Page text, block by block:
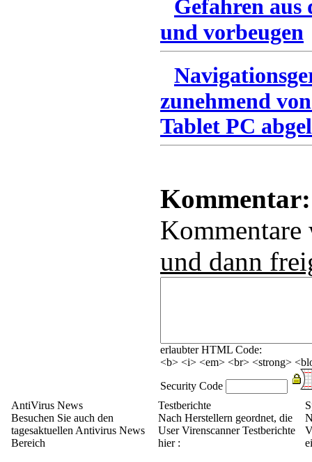
Gefahren
und vorbeugen
zunehmend
Tablet PC
Kommentar:
und dann
erlaubter HTML Code:
<b> <i> <em> <br> <strong>
Security Code
AntiVirus News
Besuchen Sie auch den
tagesaktuellen Antivirus News
Bereich
Testberichte
Nach Herstellern geordnet, die
User Virenscanner Testberichte
hier :